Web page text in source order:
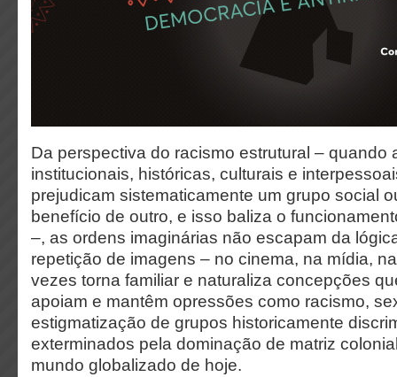
Da perspectiva do racismo estrutural – quando
institucionais, históricas, culturais e
prejudicam sistematicamente um grupo social
benefício de outro, e isso baliza o
–, as ordens imaginárias não escapam da
repetição de imagens – no cinema, na mídia,
vezes torna familiar e naturaliza concepções
apoiam e mantêm opressões como racismo,
estigmatização de grupos historicamente
exterminados pela dominação de matriz
mundo globalizado de hoje.